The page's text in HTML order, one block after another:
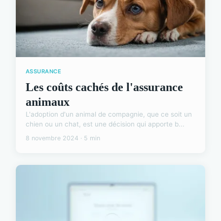
ASSURANCE
Les coûts cachés de l'assurance
animaux
L'adoption d'un animal de compagnie, que ce soit un
chien ou un chat, est une décision qui apporte b...
8 novembre 2024 · 5 min